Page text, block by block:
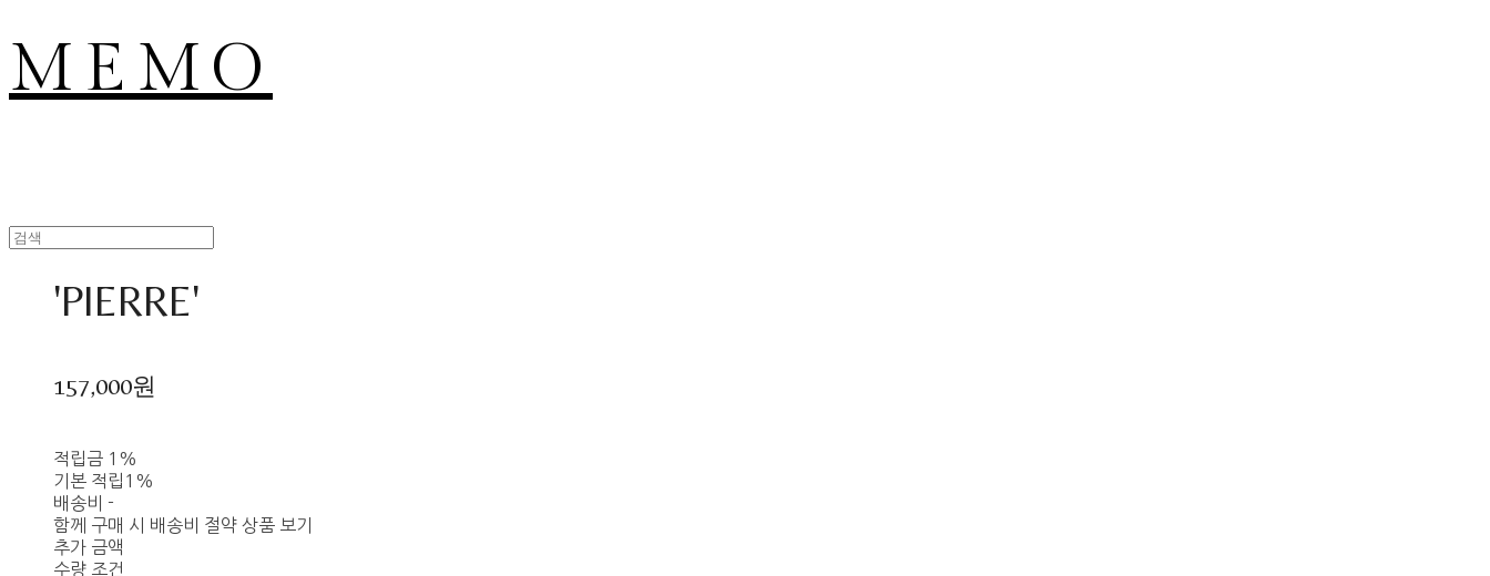
MEMO
'PIERRE'
157,000원
적립금 1%
기본 적립 1%
배송비 -
함께 구매 시 배송비 절약 상품 보기
추가 금액
수량 조건